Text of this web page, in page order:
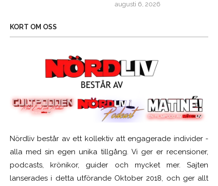
augusti 6, 2026
KORT OM OSS
Nördliv består av ett kollektiv att engagerade individer -
alla med sin egen unika tillgång. Vi ger er recensioner,
podcasts, krönikor, guider och mycket mer. Sajten
lanserades i detta utförande Oktober 2018, och ger allt